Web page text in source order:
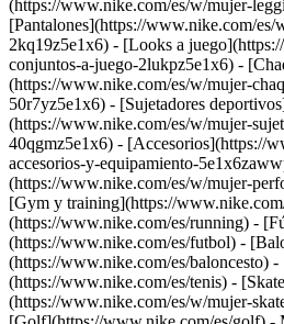
(https://www.nike.com/es/w/mujer-
[Pantalones](https://www.nike.com/es/
2kq19z5e1x6) - [Looks a
conjuntos-a-juego-2lukpz5e1x6) -
(https://www.nike.com/es/w/mujer-
50r7yz5e1x6) - [Sujetadores
(https://www.nike.com/es/w/mujer-
40qgmz5e1x6) - [Accesorios](https://
accesorios-y-equipamiento-
(https://www.nike.com/es/w/mujer-
[Gym y training](https://
(https://www.nike.com/es/running) -
(https://www.nike.com/es/futbol) -
(https://www.nike.com/es/baloncesto) -
(https://www.nike.com/es/tenis) -
(https://www.nike.com/es/w/mujer-